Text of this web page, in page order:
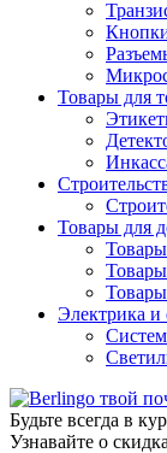
Товары для
Товары для
Товары
Электрика и
Будьте всегда в
Узнавайте о